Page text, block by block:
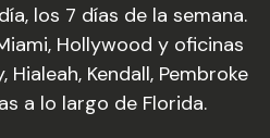
los 7 días de la semana.
Hollywood y oficinas
Kendall, Pembroke
a lo largo de Florida.